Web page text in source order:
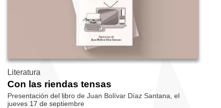
Literatura
Con las riendas tensas
Presentación del libro de Juan Bolívar Díaz Santana, el
jueves 17 de septiembre